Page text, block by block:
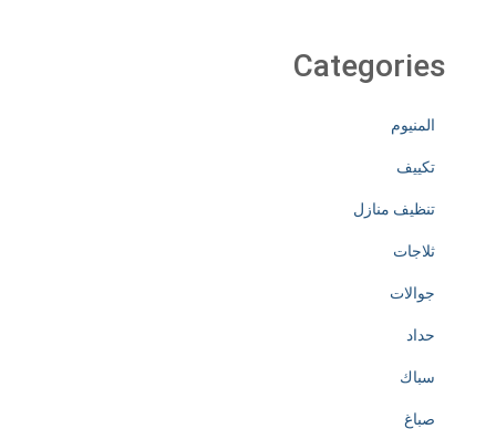
Categories
المنيوم
تكييف
تنظيف منازل
ثلاجات
جوالات
حداد
سباك
صباغ